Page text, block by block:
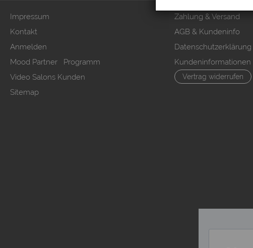
Impressum
Kontakt
Anmelden
Mood Partner Programm
Video Salons Kunden
Sitemap
Zahlung & Versand
AGB & Kundeninfo
Datenschutzerklärung
Kundeninformationen
Vertrag widerrufen